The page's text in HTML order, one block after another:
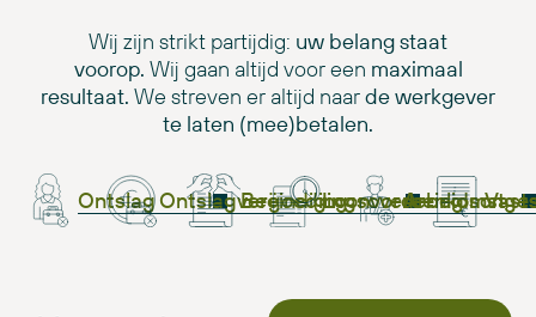
Wij zijn strikt partijdig: uw belang staat
voorop. Wij gaan altijd voor een maximaal
resultaat. We streven er altijd naarde werkgever
te laten (mee)betalen.
OntslagOntslagvergoeding
Beëindigingsovereenkomst
Loonvordering